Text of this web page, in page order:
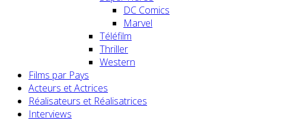
DC Comics
Marvel
Téléfilm
Thriller
Western
Films par Pays
Acteurs et Actrices
Réalisateurs et Réalisatrices
Interviews